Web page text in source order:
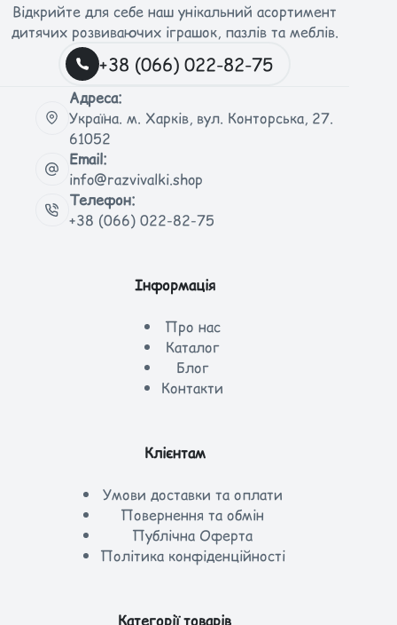
Відкрийте для себе наш унікальний асортимент
дитячих розвиваючих іграшок, пазлів та меблів.
+38 (066) 022-82-75
Адреса:
Україна. м. Харків, вул. Конторська, 27.
61052
Email:
info@razvivalki.shop
Телефон:
+38 (066) 022-82-75
Інформація
Про нас
Каталог
Блог
Контакти
Клієнтам
Умови доставки та оплати
Повернення та обмін
Публічна Оферта
Політика конфіденційності
Категорії товарів